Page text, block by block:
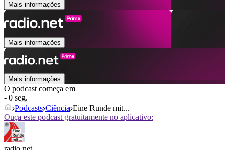
Mais informações
Mais informações
Mais informações
O podcast começa em
- 0 seg.
Podcasts Ciência Eine Runde mit...
Ouça este podcast gratuitamente no aplicativo: